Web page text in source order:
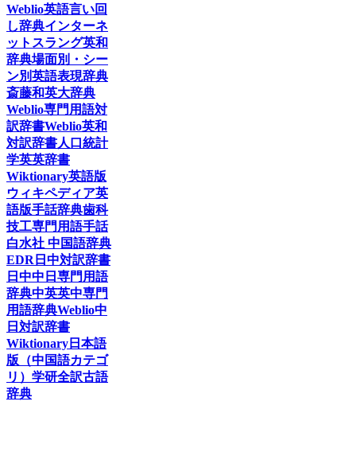
Weblio英語言い回
し辞典インターネ
ットスラング英和
辞典場面別・シー
ン別英語表現辞典
斎藤和英大辞典
Weblio専門用語対
訳辞書Weblio英和
対訳辞書人口統計
学英英辞書
Wiktionary英語版
ウィキペディア英
語版手話辞典歯科
技工専門用語手話
白水社 中国語辞典
EDR日中対訳辞書
日中中日専門用語
辞典中英英中専門
用語辞典Weblio中
日対訳辞書
Wiktionary日本語
版（中国語カテゴ
リ） 学研全訳古語
辞典